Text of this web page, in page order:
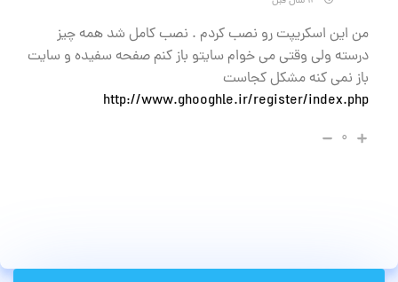
من این اسکریپت رو نصب کردم . نصب کامل شد همه چیز
درسته ولی وقتی می خوام سایتو باز کنم صفحه سفیده و سایت
باز نمی کنه مشکل کجاست
http://www.ghooghle.ir/register/index.php
۰